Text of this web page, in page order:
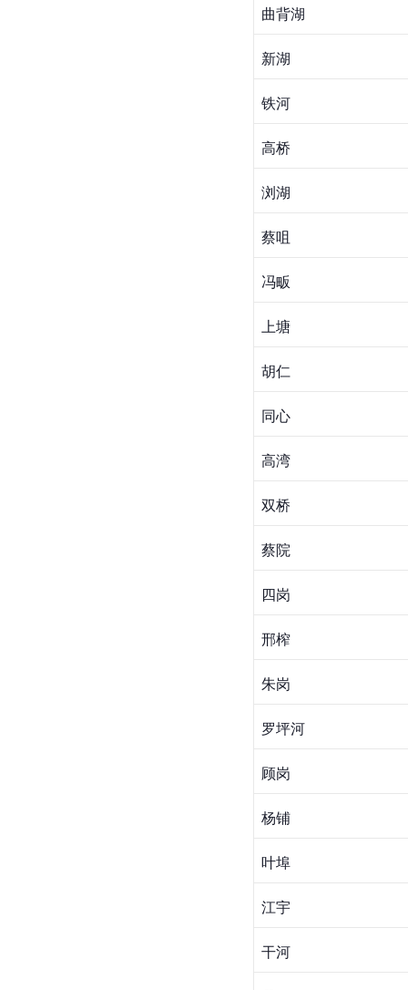
曲背湖
新湖
铁河
高桥
浏湖
蔡咀
冯畈
上塘
胡仁
同心
高湾
双桥
蔡院
四岗
邢榨
朱岗
罗坪河
顾岗
杨铺
叶埠
江宇
干河